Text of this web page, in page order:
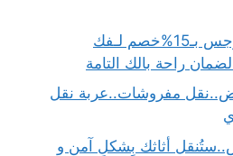
دينا نقل عفش حي النرجس بـ15%خصم لـفك
راحة بالك التامة
مفروشات..عربة نقل
أثاثك بِشكلٍ آمن و